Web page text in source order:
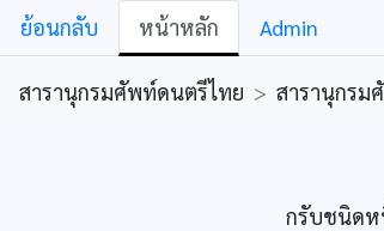
ย้อนกลับ หน้าหลัก Admin
สารานุกรมศัพท์ดนตรีไทย > สารานุกรม
กรับชนิดห